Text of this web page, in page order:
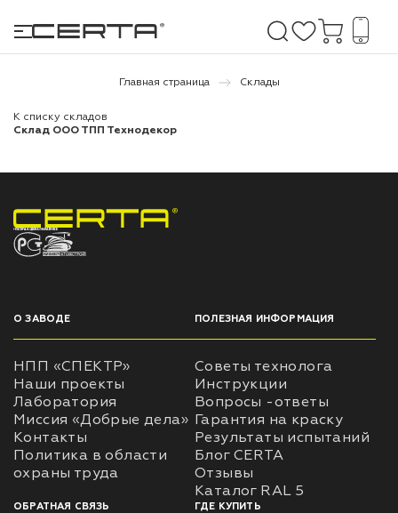
покрытия
и дачи
бетону,
по
и эмали
Главная страница Склады
К списку складов
Склад ООО ТПП Технодекор
НПП «СПЕКТР» ЗАВОД ЛАКОКРАСОЧНЫХ МАТЕРИАЛОВ
О ЗАВОДЕ
НПП «СПЕКТР»
Наши проекты
Лаборатория
Миссия «Добрые дела»
Контакты
Политика в области
ПОЛЕЗНАЯ ИНФОРМАЦИЯ
Советы технолога
Инструкции
Вопросы -ответы
Гарантия на краску
Результаты испытаний
Блог CERTA
Отзывы
Каталог RAL 5
ОБРАТНАЯ СВЯЗЬ ГДЕ КУПИТЬ